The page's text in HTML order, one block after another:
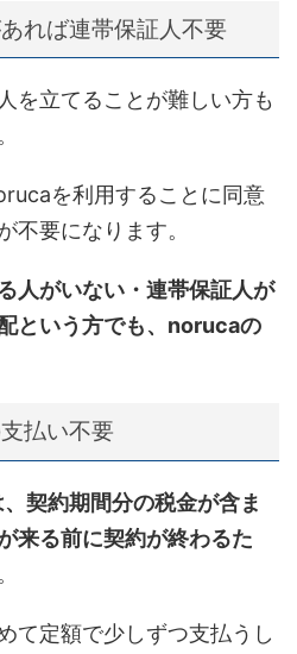
れば連帯保証人不要
を立てることが難しい方も
を利用することに同意
不要になります。
人がいない・連帯保証人が
という方でも、norucaの
払い不要
契約期間分の税金が含ま
来る前に契約が終わるた
。
て定額で少しずつ支払うし